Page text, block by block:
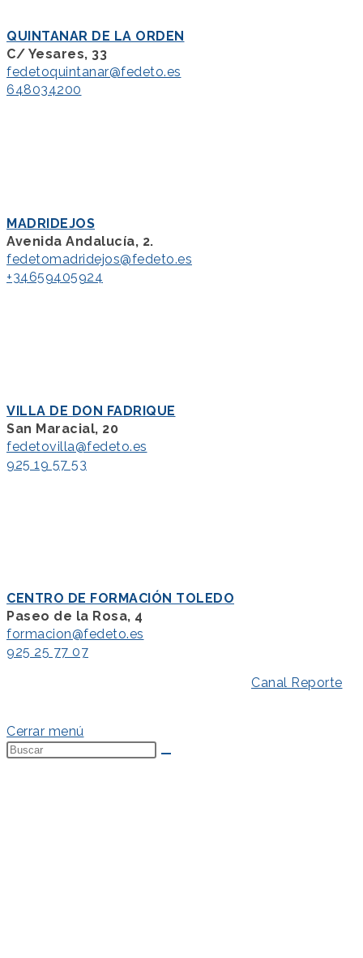
QUINTANAR DE LA ORDEN
C/ Yesares, 33
fedetoquintanar@fedeto.es
648034200
MADRIDEJOS
Avenida Andalucía, 2.
fedetomadridejos@fedeto.es
+34659405924
VILLA DE DON FADRIQUE
San Maracial, 20
fedetovilla@fedeto.es
925 19 57 53
CENTRO DE FORMACIÓN TOLEDO
Paseo de la Rosa, 4
formacion@fedeto.es
925 25 77 07
Canal Reporte
Cerrar menú